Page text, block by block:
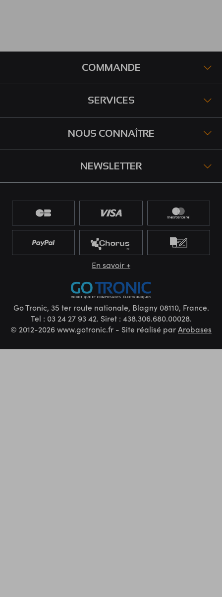
COMMANDE
SERVICES
NOUS CONNAÎTRE
NEWSLETTER
En savoir +
Go Tronic, 35 ter route nationale, Blagny 08110, France.
Tel : 03 24 27 93 42. Siret : 438.306.680.00028.
© 2012-2026 www.gotronic.fr - Site réalisé parArobases